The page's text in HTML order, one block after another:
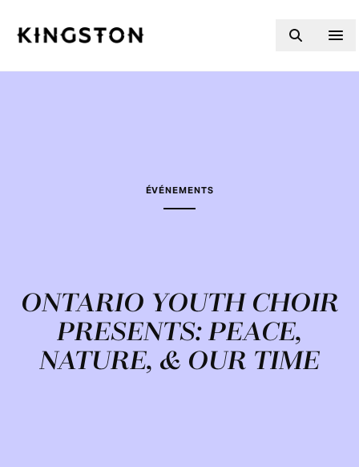
ÉVÉNEMENTS
ONTARIO YOUTH CHOIR
PRESENTS: PEACE,
NATURE, & OUR TIME